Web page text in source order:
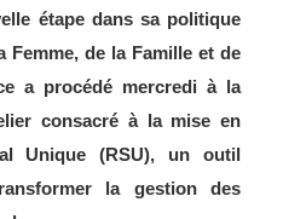
étape dans sa politique
Femme, de la Famille et de
a procédé mercredi à la
consacré à la mise en
Unique (RSU), un outil
la gestion des